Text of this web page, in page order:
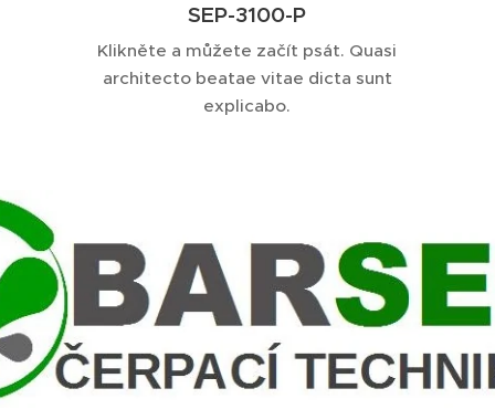
SEP-3100-P
Klikněte a můžete začít psát. Quasi
architecto beatae vitae dicta sunt
explicabo.